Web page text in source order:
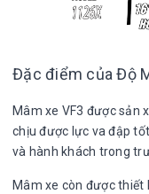
Đặc điểm của Độ
Mâm xe VF3 được sản
chịu được lực va đập
và hành khách trong
Mâm xe còn được thiết